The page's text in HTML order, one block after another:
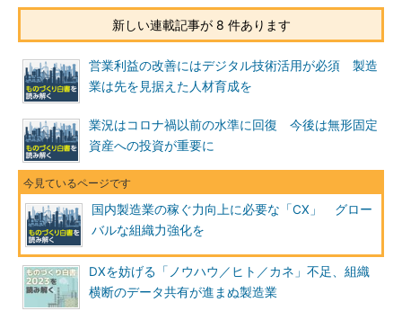
新しい連載記事が 8 件あります
営業利益の改善にはデジタル技術活用が必須 製造
業は先を見据えた人材育成を
業況はコロナ禍以前の水準に回復 今後は無形固定
資産への投資が重要に
国内製造業の稼ぐ力向上に必要な「CX」 グロー
バルな組織力強化を
DXを妨げる「ノウハウ／ヒト／カネ」不足、組織
横断のデータ共有が進まぬ製造業